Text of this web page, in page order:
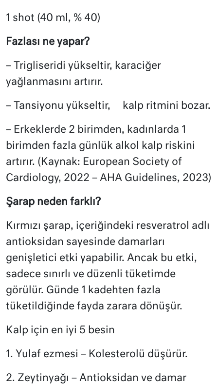
1 shot (40 ml, % 40)
Fazlası ne yapar?
– Trigliseridi yükseltir, karaciğer
yağlanmasını artırır.
– Tansiyonu yükseltir, kalp ritmini bozar.
– Erkeklerde 2 birimden, kadınlarda 1
birimden fazla günlük alkol kalp riskini
artırır. (Kaynak: European Society of
Cardiology, 2022 – AHA Guidelines, 2023)
Şarap neden farklı?
Kırmızı şarap, içeriğindeki resveratrol adlı
antioksidan sayesinde damarları
genişletici etki yapabilir. Ancak bu etki,
sadece sınırlı ve düzenli tüketimde
görülür. Günde 1 kadehten fazla
tüketildiğinde fayda zarara dönüşür.
Kalp için en iyi 5 besin
1. Yulaf ezmesi – Kolesterolü düşürür.
2. Zeytinyağı – Antioksidan ve damar